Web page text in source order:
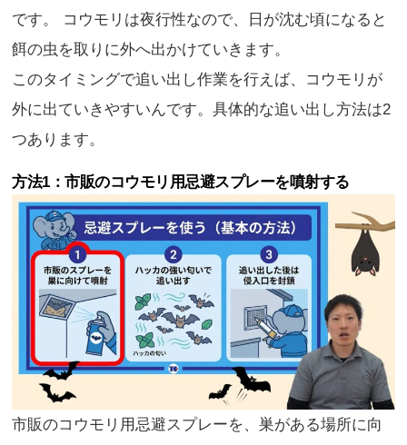
です。 コウモリは夜行性なので、日が沈む頃になると
餌の虫を取りに外へ出かけていきます。
このタイミングで追い出し作業を行えば、コウモリが
外に出ていきやすいんです。具体的な追い出し方法は2
つあります。
方法1：市販のコウモリ用忌避スプレーを噴射する
市販のコウモリ用忌避スプレーを、巣がある場所に向